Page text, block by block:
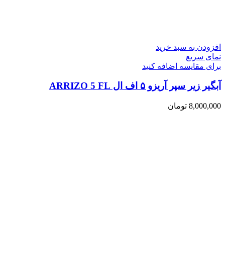
افزودن به سبد خرید
نمای سریع
برای مقایسه اضافه کنید
آبگیر زیر سپر آریزو ۵ اف ال ARRIZO 5 FL
8,000,000 تومان